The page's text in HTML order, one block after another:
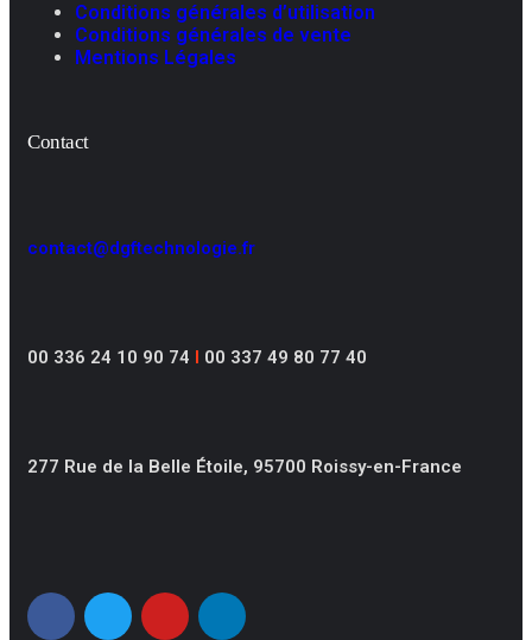
Conditions générales d’utilisation
Conditions générales de vente
Mentions Légales
Contact
contact@dgftechnologie.fr
00 336 24 10 90 74 00 337 49 80 77 40
277 Rue de la Belle Étoile, 95700 Roissy-en-France